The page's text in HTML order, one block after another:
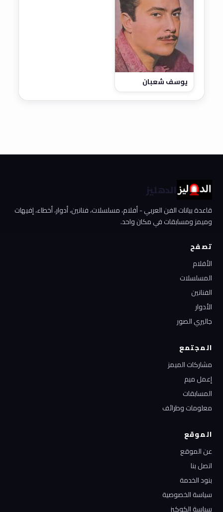
يوسف شعبان
الدهليز
قاعدة بيانات الفن العربي - أفلام، مسلسلات، فنانين، أدوار، أخطاء، إفيهات
وميمز ومسابقات في مكان واحد.
تصفح
الأفلام
المسلسلات
الفنانين
الأدوار
جاليري الصور
المجتمع
مشاركات الميمز
إعمل ميم
المسابقات
معلومات وطرائف
الموقع
عن الموقع
اتصل بنا
بنود الخدمة
سياسة الخصوصية
سياسة الكوكيز